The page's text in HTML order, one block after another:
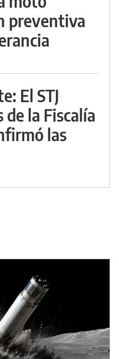
preventiva
El STJ
de la Fiscalía
las